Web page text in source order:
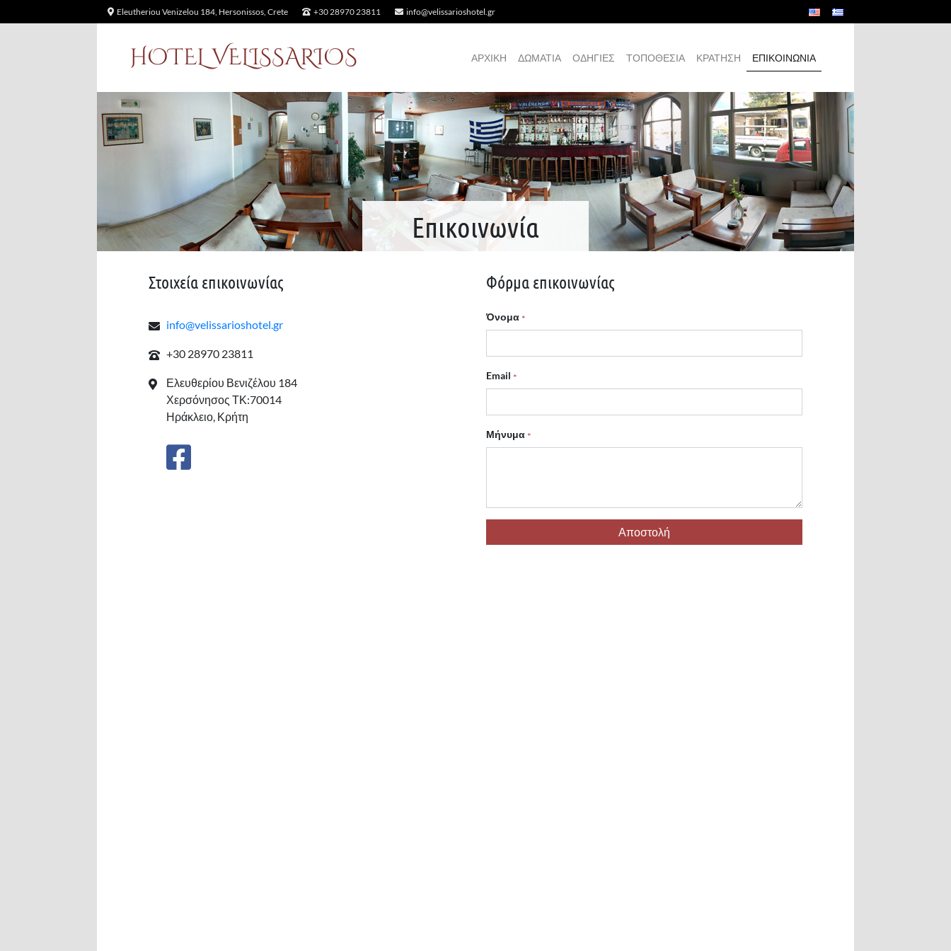
Eleutheriou Venizelou 184, Hersonissos, Crete +30 28970 23811 info@velissarioshotel.gr
HOTEL VELISSARIOS ΑΡΧΙΚΉ ΔΩΜΆΤΙΑ ΟΔΗΓΊΕΣ ΤΟΠΟΘΕΣΊΑ ΚΡΆΤΗΣΗ ΕΠΙΚΟΙΝΩΝΊΑ
Επικοινωνία
Στοιχεία επικοινωνίας
info@velissarioshotel.gr
+30 28970 23811
Ελευθερίου Βενιζέλου 184
Χερσόνησος ΤΚ:70014
Ηράκλειο, Κρήτη
Φόρμα επικοινωνίας
Όνομα
Email
Μήνυμα
Αποστολή